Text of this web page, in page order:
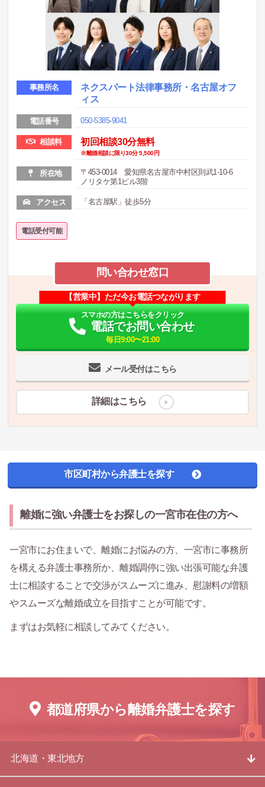
事務所名
ネクスパート法律事務所・名古屋オフ
ィス
電話番号 050-5385-9041
相談料 初回相談30分無料
※離婚相談に限り30分 5,500円
所在地
〒453-0014 愛知県名古屋市中村区則武1-10-6
ノリタケ第1ビル3階
アクセス 「名古屋駅」徒歩5分
電話受付可能
問い合わせ窓口
メール受付はこちら
【営業中】ただ今お電話つながります
スマホの方はこちらをクリック
電話でお問い合わせ
毎日9:00〜21:00
詳細はこちら
市区町村から弁護士を探す
離婚に強い弁護士をお探しの一宮市在住の方へ
一宮市にお住まいで、離婚にお悩みの方、一宮市に事務所
を構える弁護士事務所か、離婚調停に強い出張可能な弁護
士に相談することで交渉がスムーズに進み、慰謝料の増額
やスムーズな離婚成立を目指すことが可能です。
まずはお気軽に相談してみてください。
都道府県から離婚弁護士を探す
北海道・東北地方